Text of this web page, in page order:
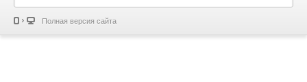
Полная версия сайта